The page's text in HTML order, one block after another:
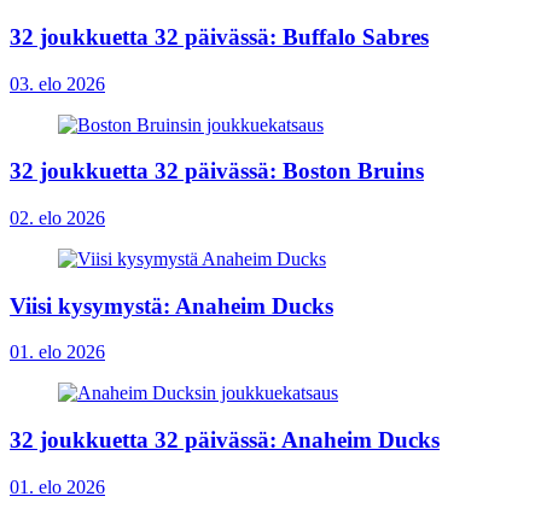
32 joukkuetta 32 päivässä: Buffalo Sabres
03. elo 2026
32 joukkuetta 32 päivässä: Boston Bruins
02. elo 2026
Viisi kysymystä: Anaheim Ducks
01. elo 2026
32 joukkuetta 32 päivässä: Anaheim Ducks
01. elo 2026